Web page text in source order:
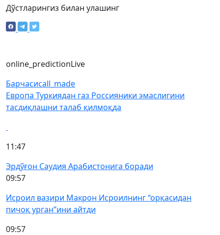
Дўстларингиз билан улашинг
online_predictionLive
Барчасиcall_made
Европа Туркиядан газ Россияники эмаслигини
тасдиқлашни талаб қилмоқда
11:47
Эрдўғон Саудия Арабистонига боради
09:57
Исроил вазири Макрон Исроилнинг “орқасидан
пичоқ урган”ини айтди
09:57